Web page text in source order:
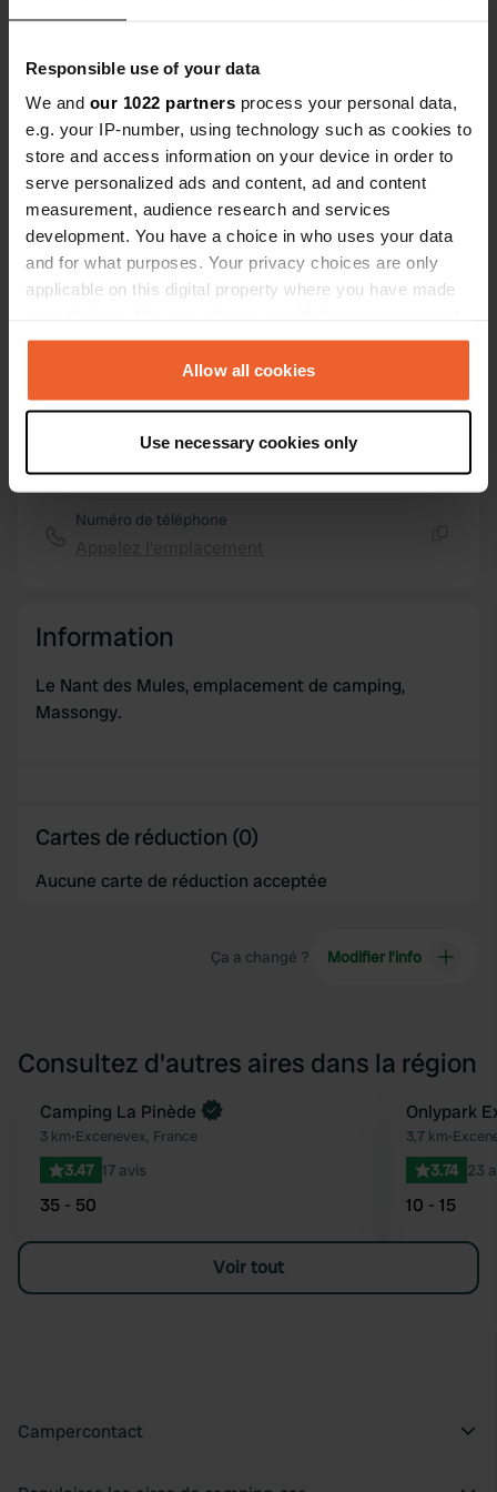
Responsible use of your data
We and our 1022 partners process your personal data,
e.g. your IP-number, using technology such as cookies to
store and access information on your device in order to
serve personalized ads and content, ad and content
measurement, audience research and services
development. You have a choice in who uses your data
and for what purposes. Your privacy choices are only
applicable on this digital property where you have made
any time from the Cookie Declaration or by clicking on
the Privacy trigger icon.
Collect information about your geographical location
which can be accurate to within several meters
specific characteristics (fingerprinting)
We use cookies to personalise content and ads, to
We also share information about your use of our site with
our social media, advertising and analytics partners who
Allow all cookies
Use necessary cookies only
Coordonnées
46° 19' 48" N 6° 19' 33" E
46.3299262 6.3258362
Code du site
113135
Passer àPRO+
pour toutes les coordonnées PRO+
Visitez le site Web Copie
Envoyer un e-mail
Numéro de téléphone
Information
Le Nant des Mules, emplacement de camping,
Massongy.
Cartes de réduction (0)
Aucune carte de réduction acceptée
Ça a changé ? Modifier l’info
Consultez d'autres aires dans la région
Préféré
Camping La Pinède
3 km•Excenevex, France
3.47 17 avis
35 - 50
Onlypark
3,7 km•
3.74 23
10 - 15
Voir tout
Campercontact